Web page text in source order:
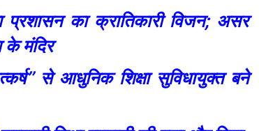
प्रशासन का क्रातिकारी विजन; असर
के मंदिर
से आधुनिक शिक्षा सुविधायुक्त बने